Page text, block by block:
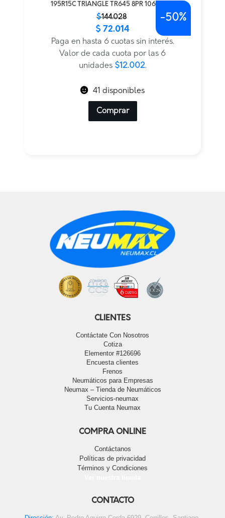
195R15C TRIANGLE TR645 8PR 106/104S
$144.028
original
actual
$ 72.014
Paga en hasta 6 cuotas sin interés.
Valor de cada cuota por las 6
unidades $12.002.
-50%
41 disponibles
Comprar
CLIENTES
Contáctate Con Nosotros
Cotiza
Elementor #126696
Encuesta clientes
Frenos
Neumáticos para Empresas
Neumax – Tienda de Neumáticos
Servicios-neumax
Tu Cuenta Neumax
COMPRA ONLINE
Contáctanos
Políticas de privacidad
Términos y Condiciones
CONTACTO